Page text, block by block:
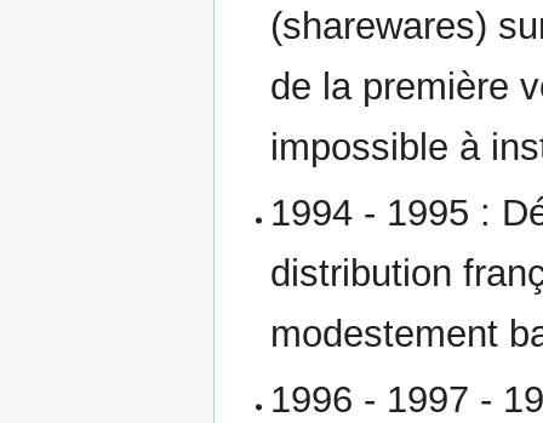
(sharewares)
de la première
impossible à
1994 - 1995 :
distribution
modestement
1996 - 1997 -